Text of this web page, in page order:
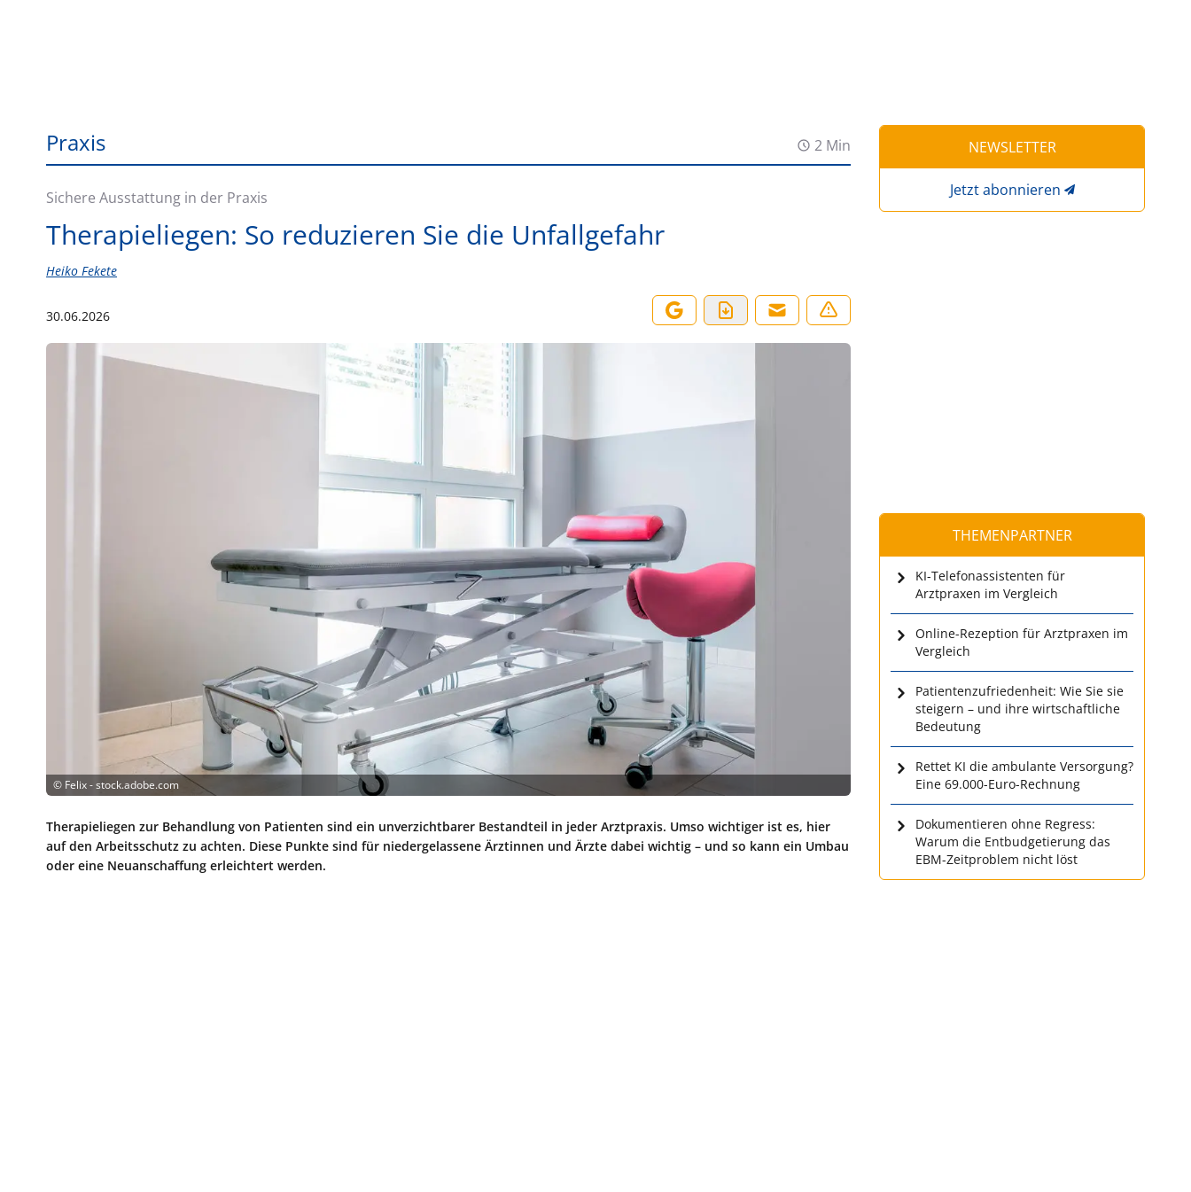
Praxis 2 Min
Sichere Ausstattung in der Praxis
Therapieliegen: So reduzieren Sie die Unfallgefahr
Heiko Fekete
30.06.2026
© Felix - stock.adobe.com
Therapieliegen zur Behandlung von Patienten sind ein unverzichtbarer Bestandteil in jeder Arztpraxis. Umso wichtiger ist es, hier
auf den Arbeitsschutz zu achten. Diese Punkte sind für niedergelassene Ärztinnen und Ärzte dabei wichtig – und so kann ein Umbau
oder eine Neuanschaffung erleichtert werden.
NEWSLETTER
Jetzt abonnieren
THEMENPARTNER
KI-Telefonassistenten für
Arztpraxen im Vergleich
Online-Rezeption für Arztpraxen im
Vergleich
Patientenzufriedenheit: Wie Sie sie
steigern – und ihre wirtschaftliche
Bedeutung
Rettet KI die ambulante Versorgung?
Eine 69.000-Euro-Rechnung
Dokumentieren ohne Regress:
Warum die Entbudgetierung das
EBM-Zeitproblem nicht löst